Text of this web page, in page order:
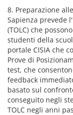
8. Preparazione
Sapienza prevede
(TOLC) che
studenti della
portale CISIA che
Prove di
test, che
feedback
basato sul
conseguito negli
TOLC negli anni